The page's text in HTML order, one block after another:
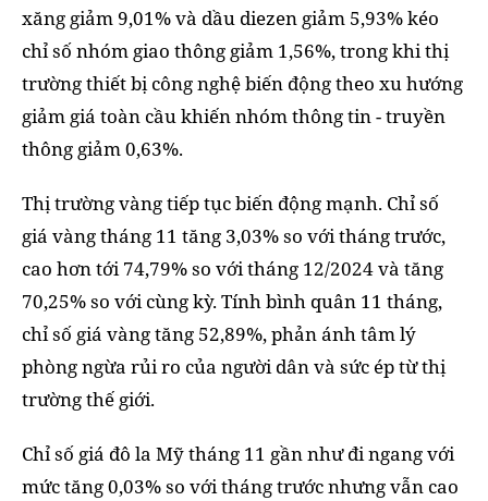
xăng giảm 9,01% và dầu diezen giảm 5,93% kéo
chỉ số nhóm giao thông giảm 1,56%, trong khi thị
trường thiết bị công nghệ biến động theo xu hướng
giảm giá toàn cầu khiến nhóm thông tin - truyền
thông giảm 0,63%.
Thị trường vàng tiếp tục biến động mạnh. Chỉ số
giá vàng tháng 11 tăng 3,03% so với tháng trước,
cao hơn tới 74,79% so với tháng 12/2024 và tăng
70,25% so với cùng kỳ. Tính bình quân 11 tháng,
chỉ số giá vàng tăng 52,89%, phản ánh tâm lý
phòng ngừa rủi ro của người dân và sức ép từ thị
trường thế giới.
Chỉ số giá đô la Mỹ tháng 11 gần như đi ngang với
mức tăng 0,03% so với tháng trước nhưng vẫn cao